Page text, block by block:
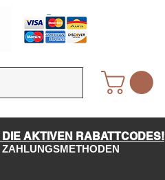
AKTIVEN RABATTCODES!